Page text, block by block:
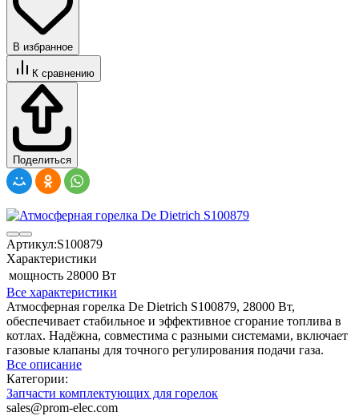
В избранное
К сравнению
Поделиться
Артикул:S100879
Характеристики
мощность 28000 Вт
Все характеристики
Атмосферная горелка De Dietrich S100879, 28000 Вт,
обеспечивает стабильное и эффективное сгорание топлива в
котлах. Надёжна, совместима с разными системами, включает
газовые клапаны для точного регулирования подачи газа.
Все описание
Категории:
Запчасти комплектующих для горелок
sales@prom-elec.com